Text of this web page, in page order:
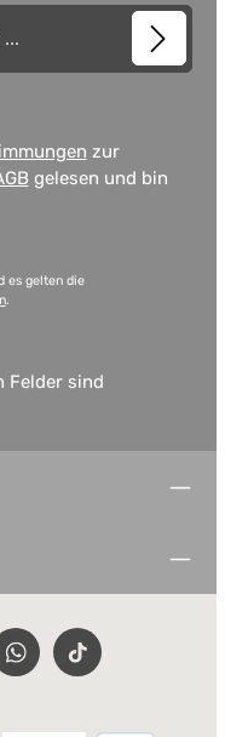
zur
gelesen und bin
es gelten die
.
Felder sind